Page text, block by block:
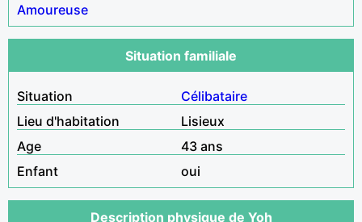
Amoureuse
Situation familiale
Situation
Célibataire
Lieu d'habitation
Lisieux
Age
43 ans
Enfant
oui
Description physique de Yoh